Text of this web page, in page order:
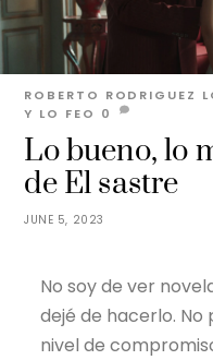
JUNE 5, 2023
Lo bueno, lo
de El sastre
ROBERTO RODRIGUEZ
Y LO FEO 0
No soy de ver
dejé de hacerlo. No
nivel de